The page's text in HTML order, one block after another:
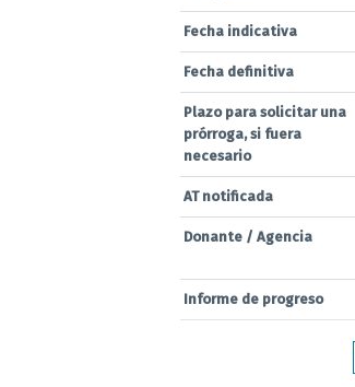
Fecha indicativa
Fecha definitiva
Plazo para solicitar una
prórroga, si fuera
necesario
AT notificada
Donante / Agencia
Informe de progreso